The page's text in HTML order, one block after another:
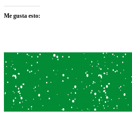
Me gusta esto: